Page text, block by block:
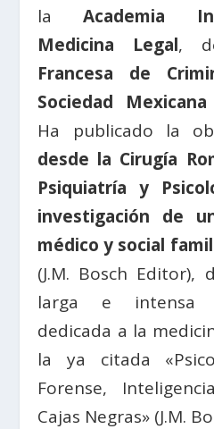
laAcademia
Medicina Legal,
Francesa de
Sociedad
Ha publicado la
desde la Cirugía
Psiquiatría y
investigación de
médico y social
(J.M. Bosch Editor),
larga e intensa
dedicada a la
la ya citada
Forense,
Cajas Negras» (J.M.